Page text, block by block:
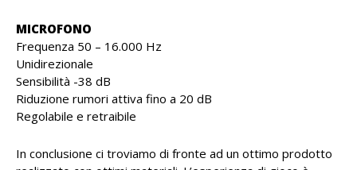
MICROFONO
Frequenza 50 – 16.000 Hz
Unidirezionale
Sensibilità -38 dB
Riduzione rumori attiva fino a 20 dB
Regolabile e retraibile
In conclusione ci troviamo di fronte ad un ottimo prodotto